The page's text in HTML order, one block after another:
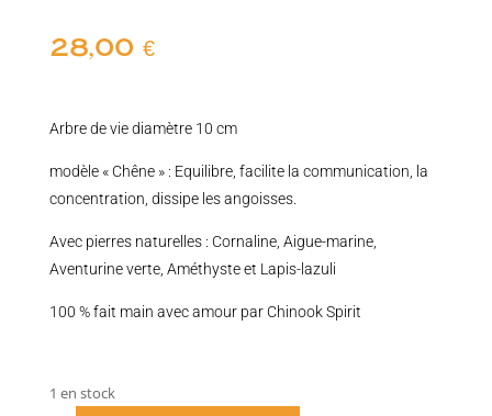
28,00 €
Arbre de vie diamètre 10 cm
modèle « Chêne » : Equilibre, facilite la communication, la
concentration, dissipe les angoisses.
Avec pierres naturelles : Cornaline, Aigue-marine,
Aventurine verte, Améthyste et Lapis-lazuli
100 % fait main avec amour par Chinook Spirit
1 en stock